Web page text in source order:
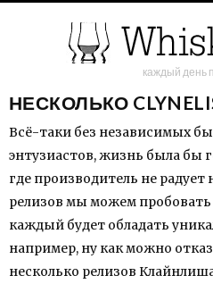
каждый день
НЕСКОЛЬКО
Всё-таки без независимых
энтузиастов, жизнь была бы
где производитель не радует
релизов мы можем пробовать
каждый будет обладать
например, ну как можно
несколько релизов